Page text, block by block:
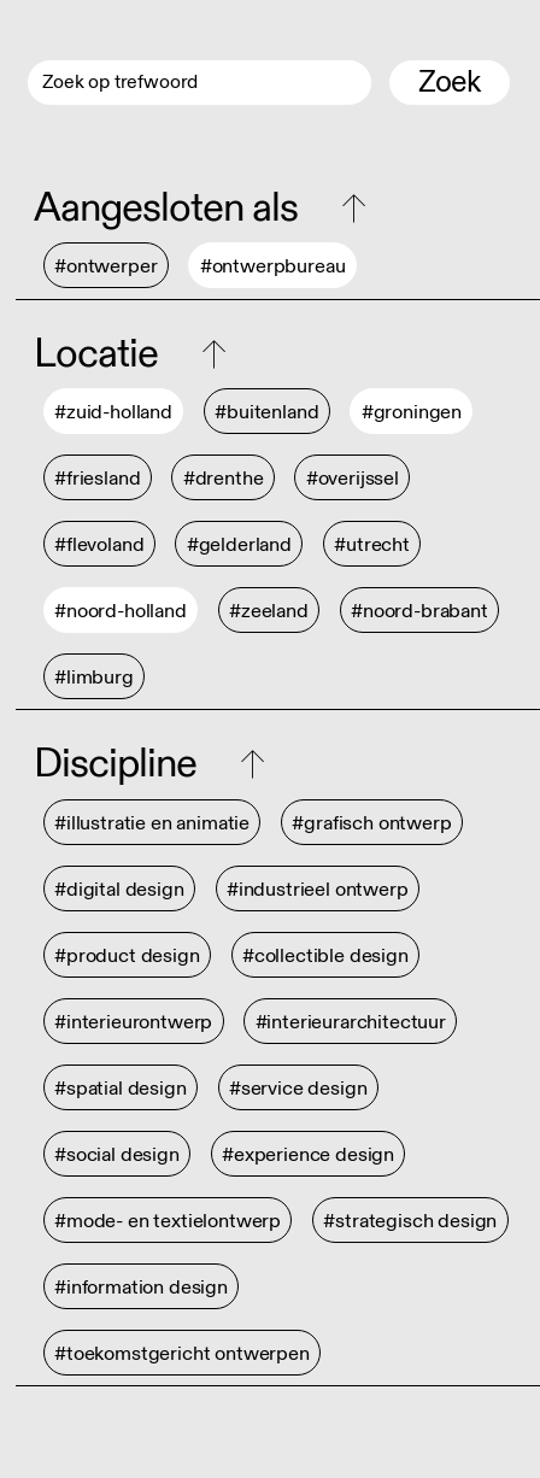
Zoek
Aangesloten als
#ontwerper #ontwerpbureau
Locatie
#zuid-holland #buitenland #groningen
#friesland #drenthe #overijssel
#flevoland #gelderland #utrecht
#noord-holland #zeeland #noord-brabant
#limburg
Discipline
#illustratie en animatie #grafisch ontwerp
#digital design #industrieel ontwerp
#product design #collectible design
#interieurontwerp #interieurarchitectuur
#spatial design #service design
#social design #experience design
#mode- en textielontwerp #strategisch design
#information design
#toekomstgericht ontwerpen